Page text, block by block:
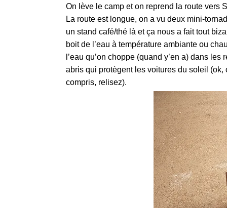
On lève le camp et on reprend la route vers
La route est longue, on a vu deux mini-
un stand café/thé là et ça nous a fait tout
boit de l’eau à température ambiante ou
l’eau qu’on choppe (quand y’en a) dans
abris qui protègent les voitures du soleil
compris, relisez).